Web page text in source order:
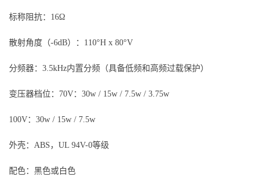
标称阻抗：16Ω
散射角度（-6dB）：110°H x 80°V
分频器：3.5kHz内置分频（具备低频和高频过载保护）
变压器档位：70V：30w / 15w / 7.5w / 3.75w
100V：30w / 15w / 7.5w
外壳：ABS，UL 94V-0等级
配色：黑色或白色